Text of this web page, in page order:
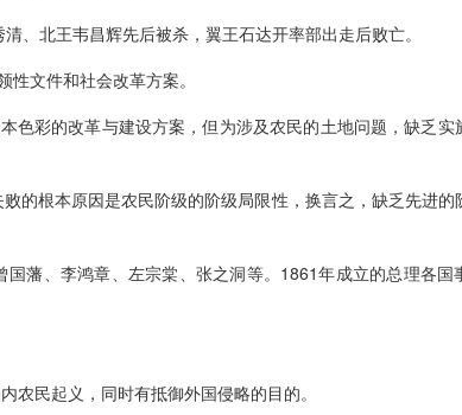
北王韦昌辉先后被杀，翼王石达开率部出走后败亡。
文件和社会改革方案。
彩的改革与建设方案，但为涉及农民的土地问题，缺乏实
根本原因是农民阶级的阶级局限性，换言之，缺乏先进的
藩、李鸿章、左宗棠、张之洞等。1861年成立的总理各国
民起义，同时有抵御外国侵略的目的。